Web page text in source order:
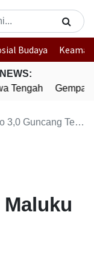
Budaya
Tengah
Gempa
Ternate, Maluku Utara